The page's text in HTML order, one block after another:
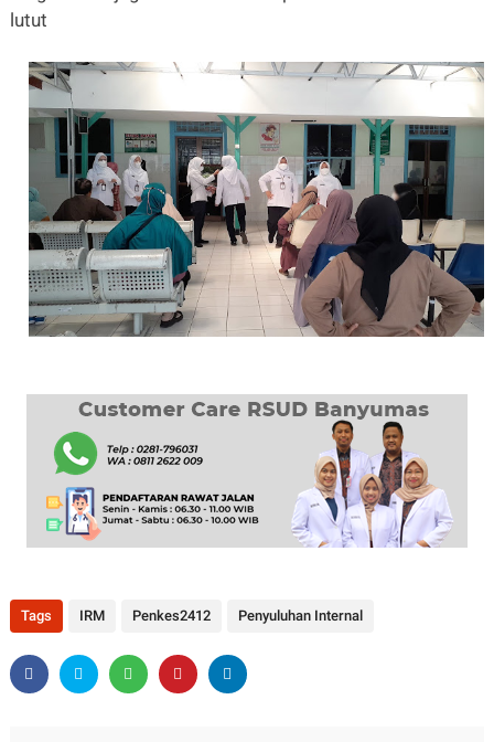
lutut
Tags IRM Penkes2412 Penyuluhan Internal